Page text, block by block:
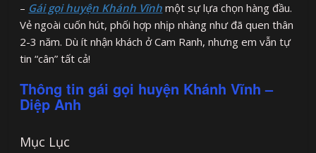
– Gái gọi huyện Khánh Vĩnh một sự lựa chọn hàng đầu.
Vẻ ngoài cuốn hút, phối hợp nhịp nhàng như đã quen thân
2-3 năm. Dù ít nhận khách ở Cam Ranh, nhưng em vẫn tự
tin “cân” tất cả!
Thông tin gái gọi huyện Khánh Vĩnh –
Diệp Anh
Mục Lục